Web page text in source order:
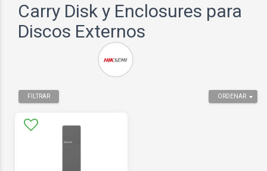
Carry Disk y Enclosures para
Discos Externos
ORDENAR
FILTRAR